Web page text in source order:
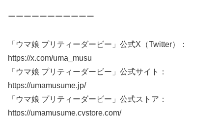
ーーーーーーーーーーー
「ウマ娘 プリティーダービー」公式X（Twitter）：
https://x.com/uma_musu
「ウマ娘 プリティーダービー」公式サイト：
https://umamusume.jp/
「ウマ娘 プリティーダービー」公式ストア：
https://umamusume.cystore.com/